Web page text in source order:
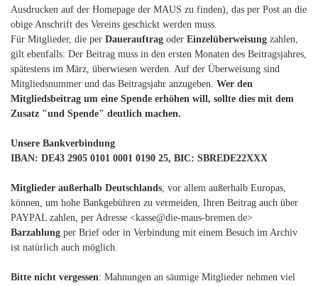
Ausdrucken auf der Homepage der MAUS zu finden), das per Post an die
obige Anschrift des Vereins geschickt werden muss.
Für Mitglieder, die per Dauerauftrag oder Einzelüberweisung zahlen,
gilt ebenfalls: Der Beitrag muss in den ersten Monaten des Beitragsjahres,
spätestens im März, überwiesen werden. Auf der Überweisung sind
Mitgliedsnummer und das Beitragsjahr anzugeben. Wer den
Mitgliedsbeitrag um eine Spende erhöhen will, sollte dies mit dem
Zusatz "und Spende" deutlich machen.
Unsere Bankverbindung
IBAN: DE43 2905 0101 0001 0190 25, BIC: SBREDE22XXX
Mitglieder außerhalb Deutschlands, vor allem außerhalb Europas,
können, um hohe Bankgebühren zu vermeiden, Ihren Beitrag auch über
PAYPAL zahlen, per Adresse <kasse@die-maus-bremen.de>
Barzahlung per Brief oder in Verbindung mit einem Besuch im Archiv
ist natürlich auch möglich.
Bitte nicht vergessen: Mahnungen an säumige Mitglieder nehmen viel